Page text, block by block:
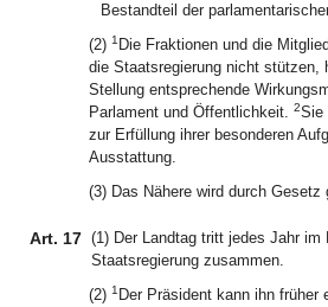
Bestandteil der
(2) 1 Die Fraktionen und die
die Staatsregierung nicht stützen,
Stellung entsprechende
Parlament und Öffentlichkeit. 2Sie
zur Erfüllung ihrer besonderen
Ausstattung.
(3) Das Nähere wird durch Gesetz
Art. 17 (1) Der Landtag tritt jedes Jahr im
Staatsregierung zusammen.
(2) 1 Der Präsident kann ihn früher